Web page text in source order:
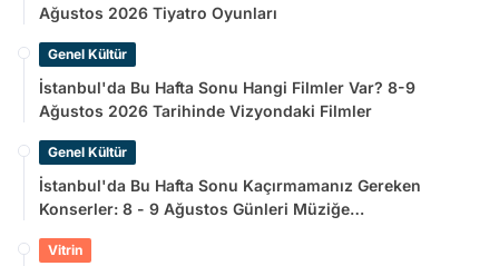
Ağustos 2026 Tiyatro Oyunları
Genel Kültür
İstanbul'da Bu Hafta Sonu Hangi Filmler Var? 8-9
Ağustos 2026 Tarihinde Vizyondaki Filmler
Genel Kültür
İstanbul'da Bu Hafta Sonu Kaçırmamanız Gereken
Konserler: 8 - 9 Ağustos Günleri Müziğe
Vitrin